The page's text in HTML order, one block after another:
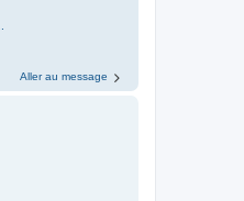
Aller au message